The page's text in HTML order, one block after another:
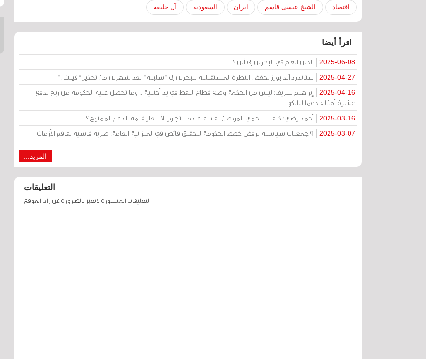
اقتصاد الشيخ عيسى قاسم ايران السعودية آل خليفة
اقرأ أيضا
2025-06-08 الدين العام في البحرين إلى أين؟
2025-04-27 ستاندرد آند بورز تخفض النظرة المستقبلية للبحرين إلى "سلبية" بعد شهرين من تحذير "فيتش"
2025-04-16
إبراهيم شريف: ليس من الحكمة وضع قطاع النفط في يد أجنبية .. وما تحصل عليه الحكومة من ربح تدفع
عشرة أمثاله دعما لبابكو
2025-03-16 أحمد رضي: كيف سيحمي المواطن نفسه عندما تتجاوز الأسعار قيمة الدعم الممنوح؟
2025-03-07 9 جمعيات سياسية ترفض خطط الحكومة لتحقيق فائض في الميزانية العامة: ضربة قاسية تفاقم الأزمات
المزيد...
التعليقات
التعليقات المنشورة لا تعبر بالضرورة عن رأي الموقع